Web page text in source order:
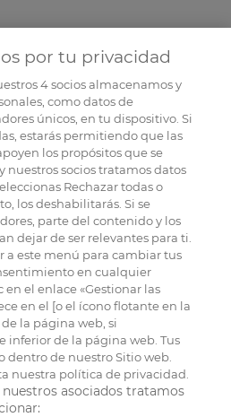
por tu privacidad
4socios almacenamos y
como datos de
únicos, en tu dispositivo. Si
estarás permitiendo que las
los propósitos que se
nuestros socios tratamos datos
Rechazar todas o
los deshabilitarás. Si se
parte del contenido y los
dejar de ser relevantes para ti.
a este menú para cambiar tus
en cualquier
el enlace «Gestionar las
en el [o el ícono flotante en la
la página web, si
inferior de la página web. Tus
dentro de nuestro Sitio web.
nuestra política de privacidad.
asociados tratamos